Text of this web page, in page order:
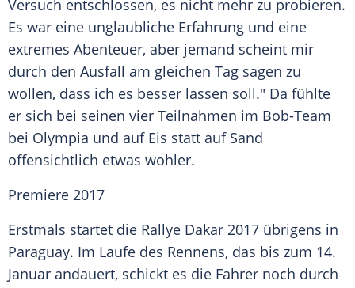
Versuch entschlossen, es nicht mehr zu probieren.
Es war eine unglaubliche Erfahrung und eine
extremes Abenteuer, aber jemand scheint mir
durch den Ausfall am gleichen Tag sagen zu
wollen, dass ich es besser lassen soll." Da fühlte
er sich bei seinen vier Teilnahmen im Bob-Team
bei Olympia und auf Eis statt auf Sand
offensichtlich etwas wohler.
Premiere 2017
Erstmals startet die Rallye Dakar 2017 übrigens in
Paraguay. Im Laufe des Rennens, das bis zum 14.
Januar andauert, schickt es die Fahrer noch durch